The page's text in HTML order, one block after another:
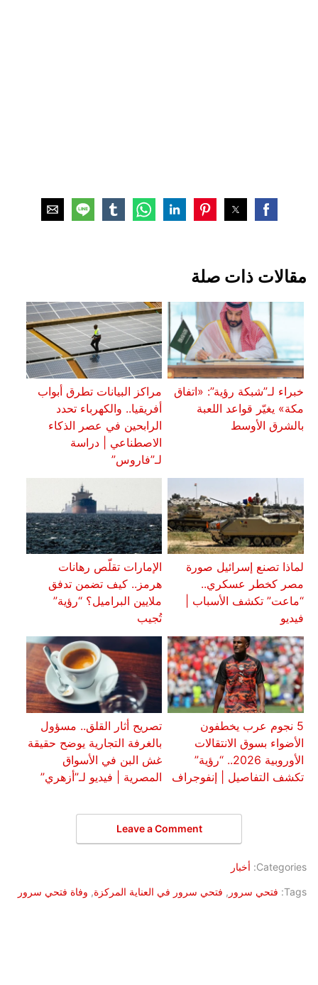
مقالات ذات صلة
خبراء لـ”شبكة رؤية”: «اتفاق
مكة» يغيّر قواعد اللعبة
بالشرق الأوسط
مراكز البيانات تطرق أبواب
أفريقيا.. والكهرباء تحدد
الرابحين في عصر الذكاء
الاصطناعي | دراسة
لـ”فاروس”
لماذا تصنع إسرائيل صورة
مصر كخطر عسكري..
“ماعت” تكشف الأسباب |
فيديو
الإمارات تقلّص رهانات
هرمز.. كيف تضمن تدفق
ملايين البراميل؟ “رؤية”
تُجيب
5 نجوم عرب يخطفون
الأضواء بسوق الانتقالات
الأوروبية 2026.. “رؤية”
تكشف التفاصيل | إنفوجراف
تصريح أثار القلق.. مسؤول
بالغرفة التجارية يوضح حقيقة
غش البن في الأسواق
المصرية | فيديو لـ”أزهري”
Leave a Comment
Categories: أخبار
Tags: فتحي سرور , فتحي سرور في العناية المركزة, وفاة فتحي سرور